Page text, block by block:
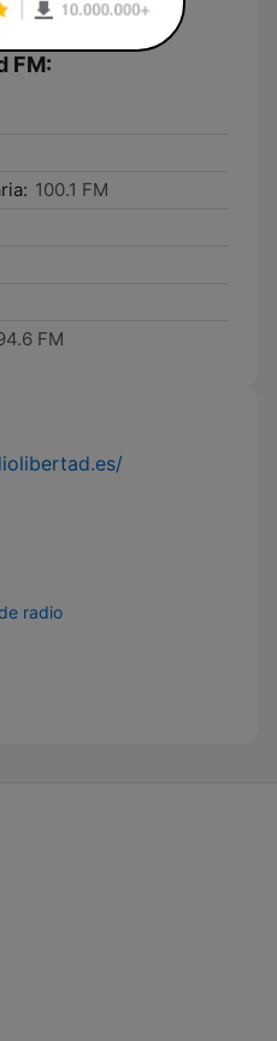
FM:
100.1 FM
FM
radio